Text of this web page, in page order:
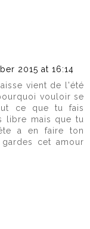
2015 at 16:14
vient de l'été
vouloir se
ce que tu fais
libre mais que tu
a en faire ton
cet amour